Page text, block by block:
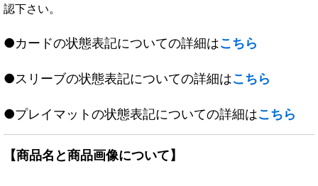
認下さい。
●カードの状態表記についての詳細はこちら
●スリーブの状態表記についての詳細はこちら
●プレイマットの状態表記についての詳細はこちら
【商品名と商品画像について】